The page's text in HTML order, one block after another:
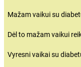
Mažam vaikui su
Dėl to mažam vaikui
Vyresni vaikai su